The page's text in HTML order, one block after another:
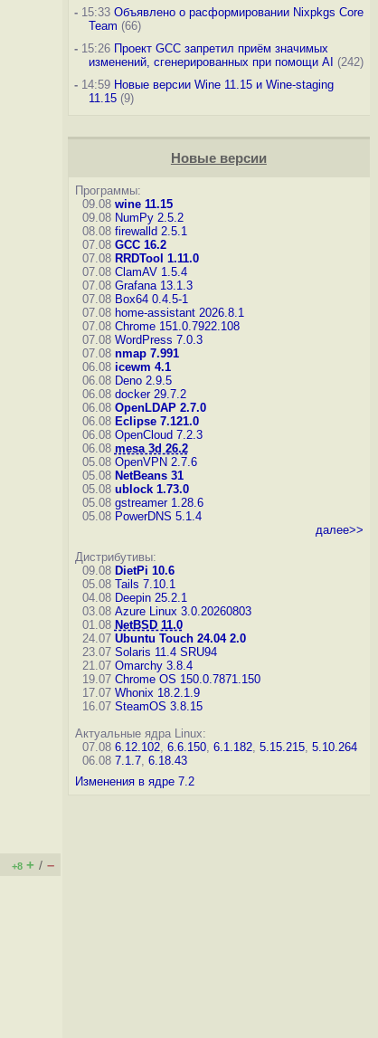
+8 + / –
-15:33 Объявлено о расформировании Nixpkgs Core
Team (66)
-15:26 Проект GCC запретил приём значимых
изменений, сгенерированных при помощи AI (242)
-14:59 Новые версии Wine 11.15 и Wine-staging
11.15(9)
Новые версии
Программы:
09.08 wine 11.15
09.08 NumPy 2.5.2
08.08 firewalld 2.5.1
07.08 GCC 16.2
07.08 RRDTool 1.11.0
07.08 ClamAV 1.5.4
07.08 Grafana 13.1.3
07.08 Box64 0.4.5-1
07.08 home-assistant 2026.8.1
07.08 Chrome 151.0.7922.108
07.08 WordPress 7.0.3
07.08 nmap 7.991
06.08 icewm 4.1
06.08 Deno 2.9.5
06.08 docker 29.7.2
06.08 OpenLDAP 2.7.0
06.08 Eclipse 7.121.0
06.08 OpenCloud 7.2.3
06.08 mesa 3d 26.2
05.08 OpenVPN 2.7.6
05.08 NetBeans 31
05.08 ublock 1.73.0
05.08 gstreamer 1.28.6
05.08 PowerDNS 5.1.4
далее>>
Дистрибутивы:
09.08 DietPi 10.6
05.08 Tails 7.10.1
04.08 Deepin 25.2.1
03.08 Azure Linux 3.0.20260803
01.08 NetBSD 11.0
24.07 Ubuntu Touch 24.04 2.0
23.07 Solaris 11.4 SRU94
21.07 Omarchy 3.8.4
19.07 Chrome OS 150.0.7871.150
17.07 Whonix 18.2.1.9
16.07 SteamOS 3.8.15
Актуальные ядра Linux:
07.08 6.12.102, 6.6.150, 6.1.182, 5.15.215, 5.10.264
06.08 7.1.7, 6.18.43
Изменения в ядре 7.2